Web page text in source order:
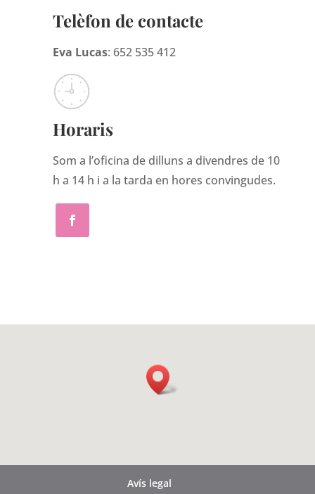
Telèfon de contacte
Eva Lucas: 652 535 412
Horaris
Som a l’oficina de dilluns a divendres de 10
h a 14 h i a la tarda en hores convingudes.
Avís legal